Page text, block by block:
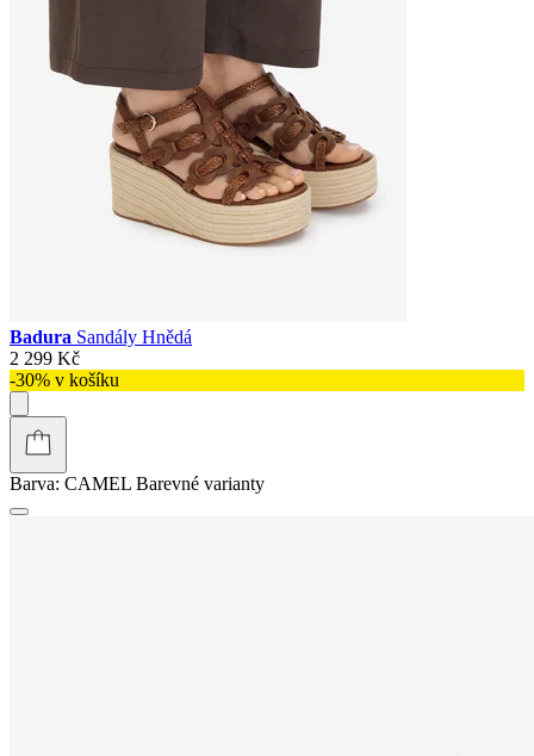
Badura Sandály Hnědá
2 299 Kč
-30% v košíku
Barva: CAMEL Barevné varianty